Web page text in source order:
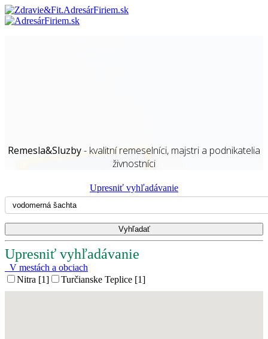
Remesla&Sluzby- kvalitní remeselníci, majstri a podnikatelia
živnostníci
Upresniť vyhľadávanie
Upresniť vyhľadávanie
V mestách a obciach
Nitra [1]
Turčianske Teplice [1]